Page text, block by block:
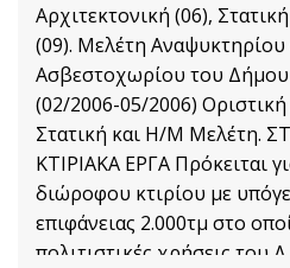
Αρχιτεκτονική (06),
(09). Μελέτη Αναψυκτηρίου
Ασβεστοχωρίου του Δήμου
(02/2006-05/2006) Οριστική
Στατική και Η/Μ Μελέτη.
ΚΤΙΡΙΑΚΑ ΕΡΓΑ Πρόκειται
διώροφου κτιρίου με
επιφάνειας 2.000τμ στο
πολιτιστικές χρήσεις του